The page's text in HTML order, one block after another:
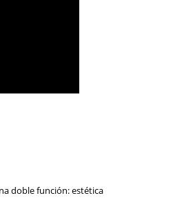
doble función: estética